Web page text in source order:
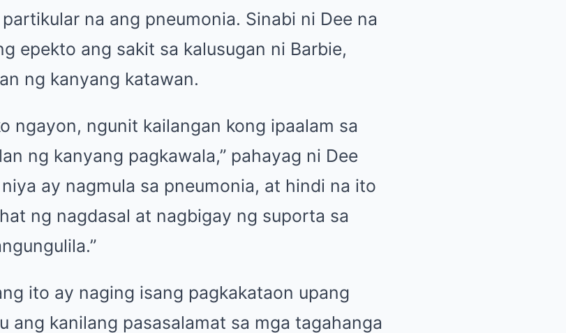
na ang pneumonia. Sinabi ni Dee na
epekto ang sakit sa kalusugan ni Barbie,
ng kanyang katawan.
ngayon, ngunit kailangan kong ipaalam sa
ng kanyang pagkawala,” pahayag ni Dee
ay nagmula sa pneumonia, at hindi na ito
ng nagdasal at nagbigay ng suporta sa
ito ay naging isang pagkakataon upang
ang kanilang pasasalamat sa mga tagahanga